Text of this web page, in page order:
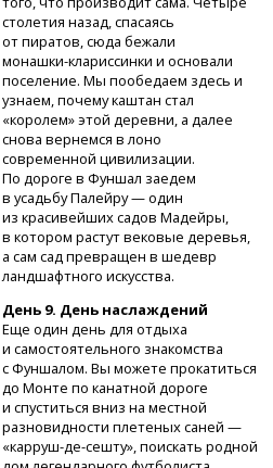
столетия назад, спасаясь
от пиратов, сюда бежали
монашки-клариссинки и основали
поселение. Мы пообедаем здесь и
узнаем, почему каштан стал
«королем» этой деревни, а далее
снова вернемся в лоно
современной цивилизации.
По дороге в Фуншал заедем
в усадьбу Палейру — один
из красивейших садов Мадейры,
в котором растут вековые деревья,
а сам сад превращен в шедевр
ландшафтного искусства.
День 9. День наслаждений
Еще один день для отдыха
и самостоятельного знакомства
с Фуншалом. Вы можете прокатиться
до Монте по канатной дороге
и спуститься вниз на местной
разновидности плетеных саней —
«карруш-де-сешту»,поискать родной